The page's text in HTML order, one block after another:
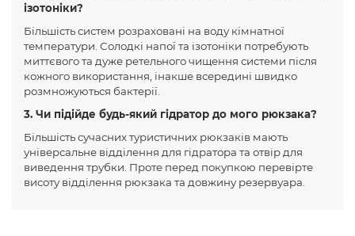
ізотоніки?
Більшість систем розраховані на воду кімнатної
температури. Солодкі напої та ізотоніки потребують
миттєвого та дуже ретельного чищення системи після
кожного використання, інакше всередині швидко
розмножуються бактерії.
3. Чи підійде будь-який гідратор до мого рюкзака?
Більшість сучасних туристичних рюкзаків мають
універсальне відділення для гідратора та отвір для
виведення трубки. Проте перед покупкою перевірте
висоту відділення рюкзака та довжину резервуара.